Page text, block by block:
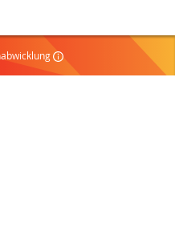
einfach und schnell